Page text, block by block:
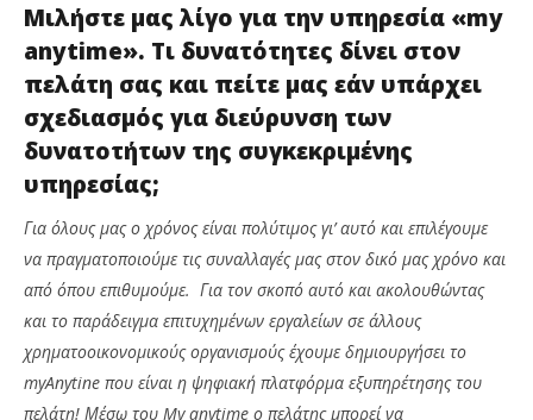
Μιλήστε μας λίγο για την υπηρεσία «my
anytime». Τι δυνατότητες δίνει στον
πελάτη σας και πείτε μας εάν υπάρχει
σχεδιασμός για διεύρυνση των
δυνατοτήτων της συγκεκριμένης
υπηρεσίας;
Για όλους μας ο χρόνος είναι πολύτιμος γι’ αυτό και επιλέγουμε
να πραγματοποιούμε τις συναλλαγές μας στον δικό μας χρόνο και
από όπου επιθυμούμε. Για τον σκοπό αυτό και ακολουθώντας
και το παράδειγμα επιτυχημένων εργαλείων σε άλλους
χρηματοοικονομικούς οργανισμούς έχουμε δημιουργήσει το
myAnytine που είναι η ψηφιακή πλατφόρμα εξυπηρέτησης του
πελάτη! Μέσω του Myanytime ο πελάτης μπορεί να